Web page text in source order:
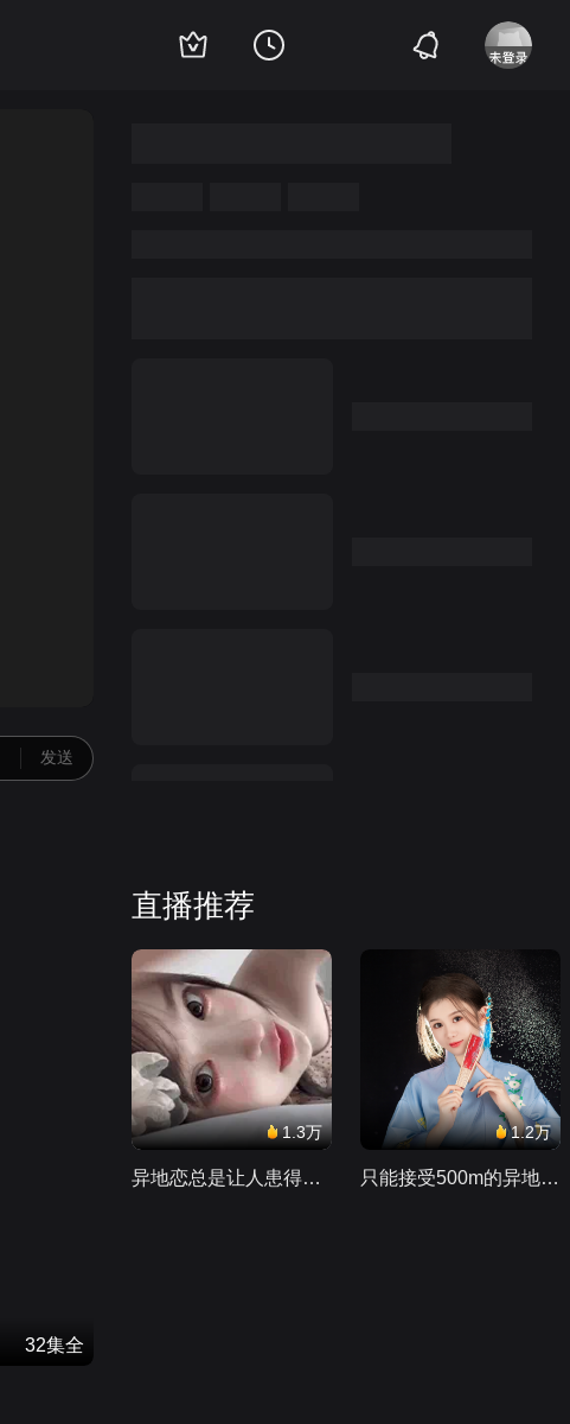
发送
32集全
直播推荐
1.3万
异地恋总是让人患得患失。。。
1.2万
只能接受500m的异地恋，电动车没电了......